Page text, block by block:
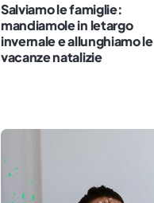
Salviamo le famiglie:
mandiamole in letargo
invernale e allunghiamo le
vacanze natalizie